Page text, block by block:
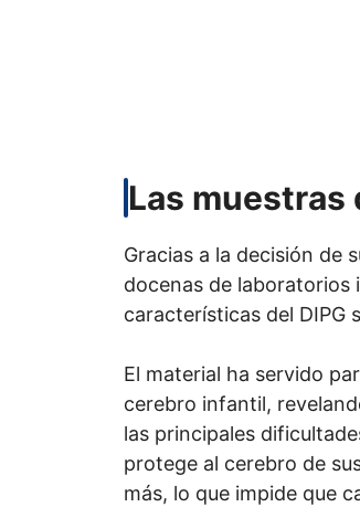
Las muestras
Gracias a la decisión de
docenas de laboratorios
características del DIPG
El material ha servido
cerebro infantil,
las principales
protege al cerebro de
más, lo que impide que